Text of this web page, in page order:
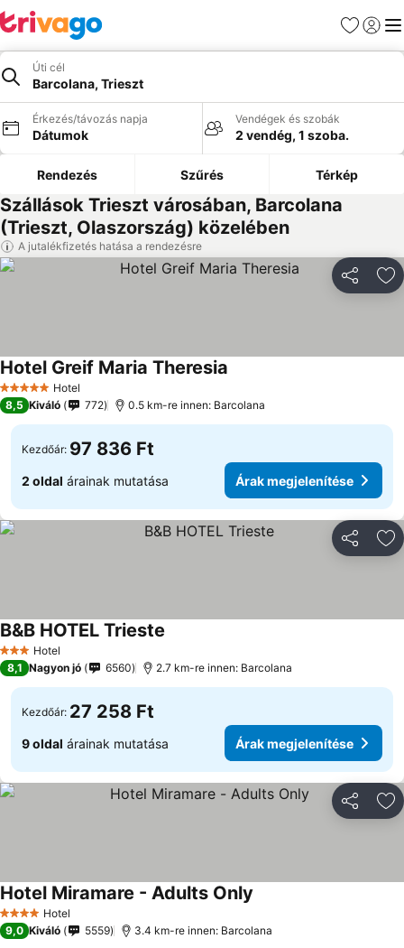
Kedvencek
Úti cél
Barcolana, Trieszt
Érkezés/távozás napja
Dátumok
Vendégek és szobák
2 vendég, 1 szoba.
Rendezés Szűrés Térkép
Szállások Trieszt városában, Barcolana
(Trieszt, Olaszország) közelében
A jutalékfizetés hatása a rendezésre
5 KategóriaHotel
Hotel Greif Maria Theresia
8,5 Kiváló 772 0.5 km-re innen: Barcolana
Kezdőár: 97 836 Ft
2 oldal árainak mutatása Árak megjelenítése
3 Kategória
Hotel
B&B HOTEL Trieste
8,1 Nagyon jó 6560 2.7 km-re innen: Barcolana
Kezdőár: 27 258 Ft
9 oldal árainak mutatása Árak megjelenítése
4 KategóriaHotel
Hotel Miramare - Adults Only
9,0 Kiváló 5559 3.4 km-re innen: Barcolana